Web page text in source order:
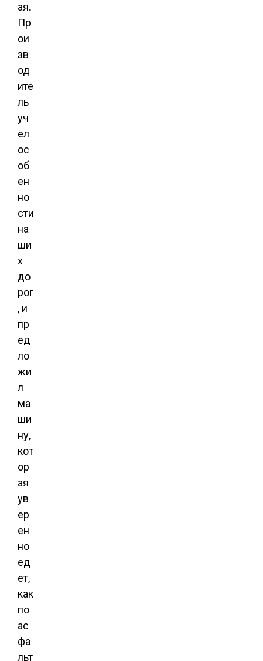
ая.
Пр
ои
зв
од
ите
ль
уч
ел
ос
об
ен
но
сти
на
ши
х
до
рог
, и
пр
ед
ло
жи
л
ма
ши
ну,
кот
ор
ая
ув
ер
ен
но
ед
ет,
как
по
ас
фа
льт